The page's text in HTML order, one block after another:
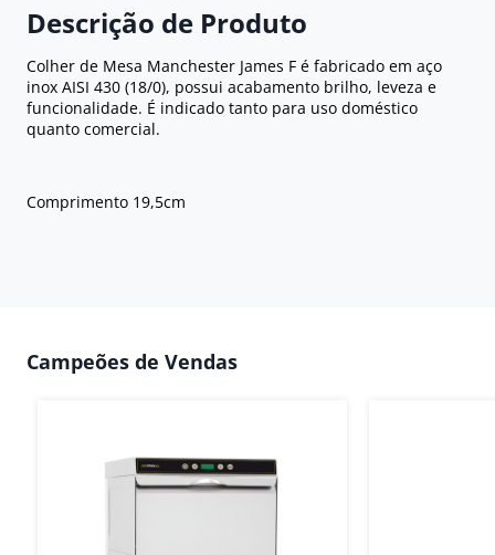
Descrição de Produto
Colher de Mesa Manchester James F é fabricado em aço
inox AISI 430 (18/0), possui acabamento brilho, leveza e
funcionalidade. É indicado tanto para uso doméstico
quanto comercial.
Comprimento 19,5cm
Campeões de Vendas